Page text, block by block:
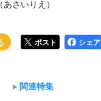
（あさいりえ）
ポスト シェア
関連特集